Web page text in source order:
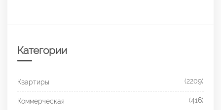
Категории
Квартиры (2209)
Коммерческая (416)